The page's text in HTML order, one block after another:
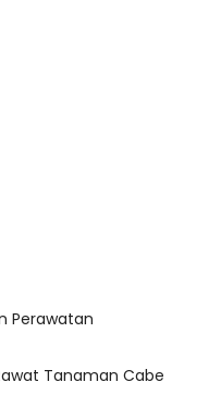
Perawatan
Tanaman Cabe